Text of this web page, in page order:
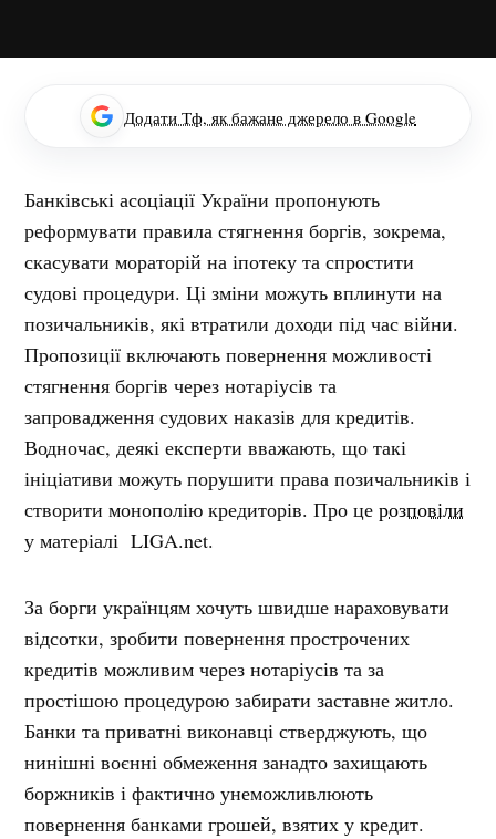
Додати Тф, як бажане джерело в Google
Банківські асоціації України пропонують
реформувати правила стягнення боргів, зокрема,
скасувати мораторій на іпотеку та спростити
судові процедури. Ці зміни можуть вплинути на
позичальників, які втратили доходи під час війни.
Пропозиції включають повернення можливості
стягнення боргів через нотаріусів та
запровадження судових наказів для кредитів.
Водночас, деякі експерти вважають, що такі
ініціативи можуть порушити права позичальників і
створити монополію кредиторів. Про церозповіли
у матеріалі LIGA.net.
За борги українцям хочуть швидше нараховувати
відсотки, зробити повернення прострочених
кредитів можливим через нотаріусів та за
простішою процедурою забирати заставне житло.
Банки та приватні виконавці стверджують, що
нинішні воєнні обмеження занадто захищають
боржників і фактично унеможливлюють
повернення банками грошей, взятих у кредит.